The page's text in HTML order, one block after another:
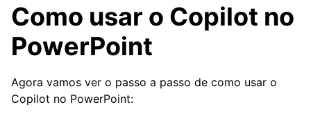
Como usar o Copilot no
PowerPoint
Agora vamos ver o passo a passo de como usar o
Copilot no PowerPoint: